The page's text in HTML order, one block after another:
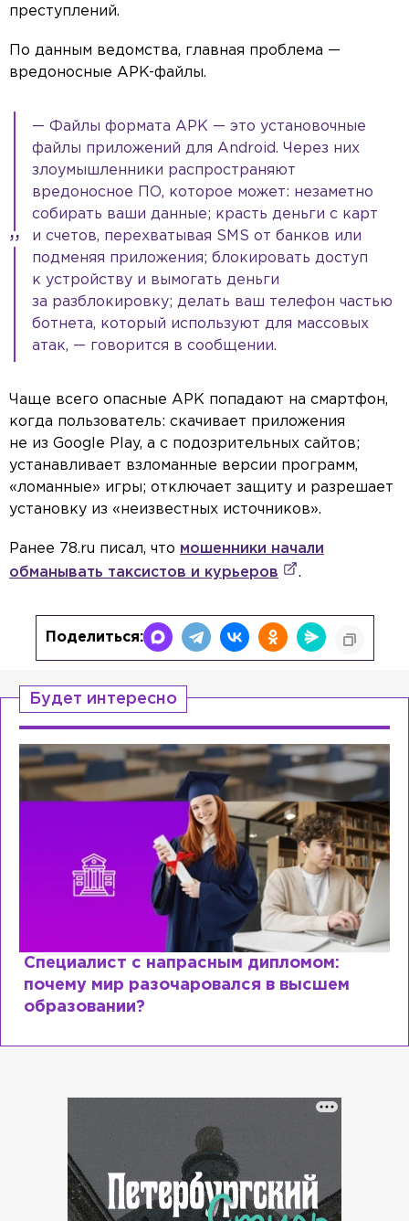
преступлений.
По данным ведомства, главная проблема —
вредоносные APK-файлы.
— Файлы формата APK — это установочные
файлы приложений для Android. Через них
злоумышленники распространяют
вредоносное ПО, которое может: незаметно
собирать ваши данные; красть деньги с карт
и счетов, перехватывая SMS от банков или
подменяя приложения; блокировать доступ
к устройству и вымогать деньги
за разблокировку; делать ваш телефон частью
ботнета, который используют для массовых
атак, — говорится в сообщении.
Чаще всего опасные APK попадают на смартфон,
когда пользователь: скачивает приложения
не из Google Play, а с подозрительных сайтов;
устанавливает взломанные версии программ,
«ломанные» игры; отключает защиту и разрешает
установку из «неизвестных источников».
Ранее 78.ru писал, что мошенники начали
обманывать таксистов и курьеров
.
Поделиться:
Будет интересно
Специалист с напрасным дипломом:
почему мир разочаровался в высшем
образовании?